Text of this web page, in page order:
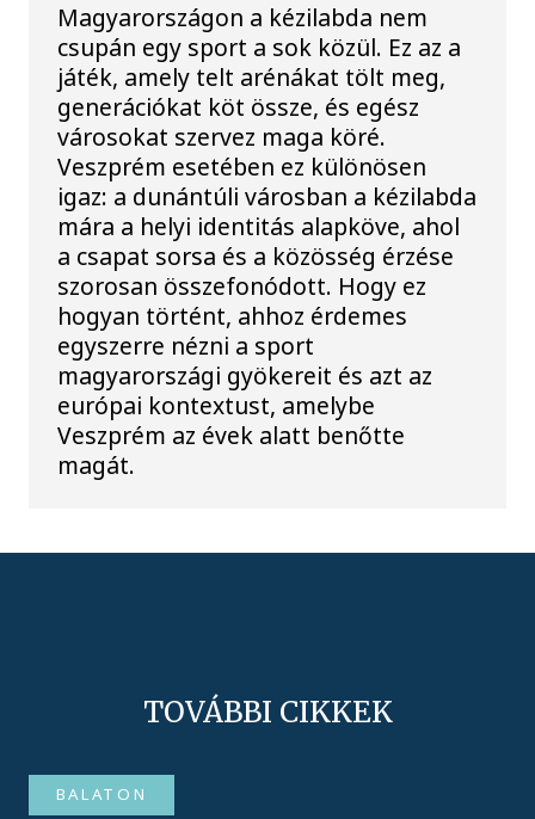
Magyarországon a kézilabda nem
csupán egy sport a sok közül. Ez az a
játék, amely telt arénákat tölt meg,
generációkat köt össze, és egész
városokat szervez maga köré.
Veszprém esetében ez különösen
igaz: a dunántúli városban a kézilabda
mára a helyi identitás alapköve, ahol
a csapat sorsa és a közösség érzése
szorosan összefonódott. Hogy ez
hogyan történt, ahhoz érdemes
egyszerre nézni a sport
magyarországi gyökereit és azt az
európai kontextust, amelybe
Veszprém az évek alatt benőtte
magát.
TOVÁBBI CIKKEK
BALATON